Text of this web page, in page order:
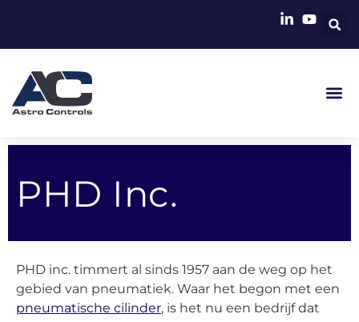
PHD Inc.
PHD inc. timmert al sinds 1957 aan de weg op het
gebied van pneumatiek. Waar het begon met een
pneumatische cilinder, is het nu een bedrijf dat